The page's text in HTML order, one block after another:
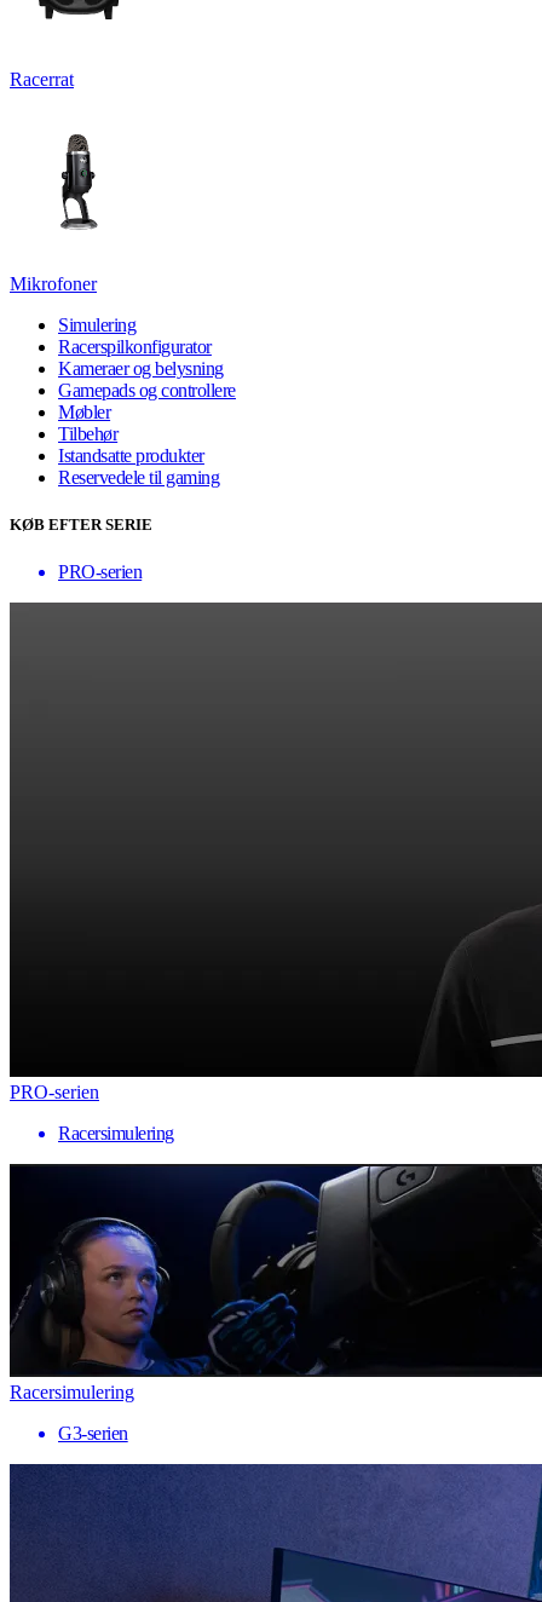
Racerrat
Mikrofoner
Simulering
Racerspilkonfigurator
Kameraer og belysning
Gamepads og controllere
Møbler
Tilbehør
Istandsatte produkter
Reservedele til gaming
KØB EFTER SERIE
PRO-serien
PRO-serien
Racersimulering
Racersimulering
G3-serien